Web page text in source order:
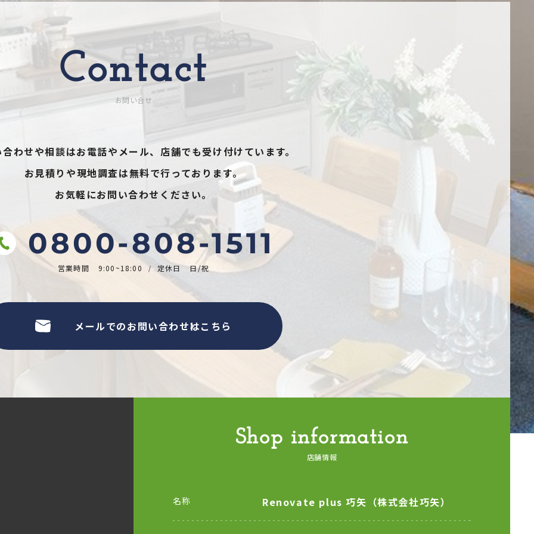
Contact
お問い合せ
わせや相談はお電話やメール、 店舗でも受け付けています。
お見積りや現地調査は無料で行っております。
お気軽にお問い合わせください。
0800-808-1511
営業時間 9:00~18:00 定休日 日/祝
メールでのお問い合わせはこちら
Shop information
店舗情報
名称 Renovate plus 巧矢 （株式会社巧矢）